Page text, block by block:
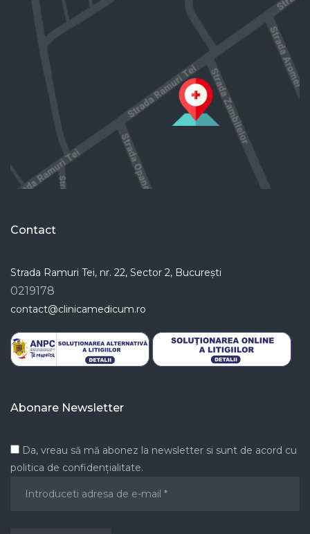
Contact
Strada Ramuri Tei, nr. 22, Sector 2, București
0219178
contact@clinicamedicum.ro
Abonare Newsletter
Da, vreau să mă abonez la newsletter si sunt de acord cu
politica de confidențialitate.